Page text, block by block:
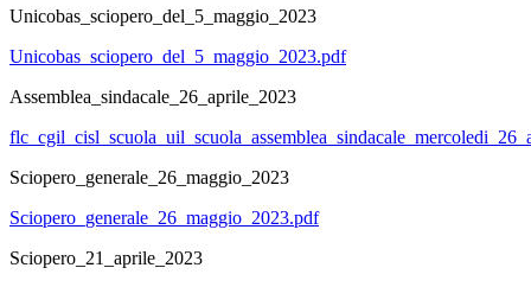
Unicobas_sciopero_del_5_maggio_2023
Unicobas_sciopero_del_5_maggio_2023.pdf
Assemblea_sindacale_26_aprile_2023
Sciopero_generale_26_maggio_2023
Sciopero_generale_26_maggio_2023.pdf
Sciopero_21_aprile_2023